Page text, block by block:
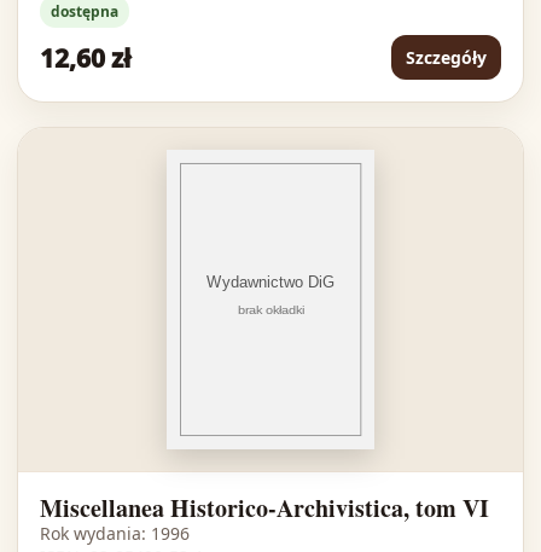
dostępna
12,60 zł Szczegóły
Miscellanea Historico-Archivistica, tom VI
Rok wydania: 1996